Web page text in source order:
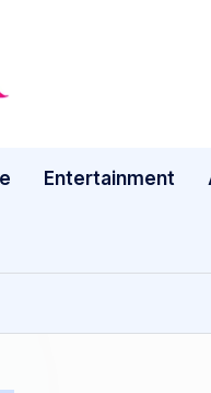
Entertainment